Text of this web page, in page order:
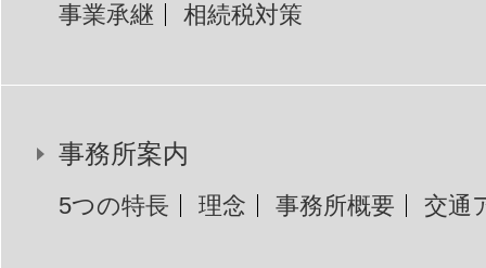
事業承継 相続税対策
事務所案内
5つの特長 理念 事務所概要 交通